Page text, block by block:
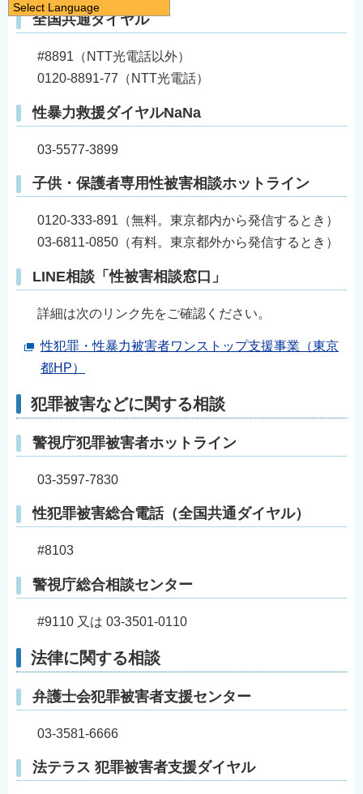
全国共通ダイヤル
#8891（NTT光電話以外）
0120-8891-77（NTT光電話）
性暴力救援ダイヤルNaNa
03-5577-3899
子供・保護者専用性被害相談ホットライン
0120-333-891（無料。東京都内から発信するとき）
03-6811-0850（有料。東京都外から発信するとき）
LINE相談「性被害相談窓口」
詳細は次のリンク先をご確認ください。
性犯罪・性暴力被害者ワンストップ支援事業（東京
都HP）
犯罪被害などに関する相談
警視庁犯罪被害者ホットライン
03-3597-7830
性犯罪被害総合電話（全国共通ダイヤル）
#8103
警視庁総合相談センター
#9110 又は 03-3501-0110
法律に関する相談
弁護士会犯罪被害者支援センター
03-3581-6666
法テラス 犯罪被害者支援ダイヤル
Select Language
日本語
English
简体中文
繁體中文
한국어
नेपाली
Filipino